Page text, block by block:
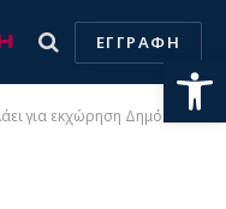
ΕΓΓΡΑΦΗ
Κυβέρνηση Σημίτη έβαλε τη Hochtief στο Ελ. Βενιζέλος